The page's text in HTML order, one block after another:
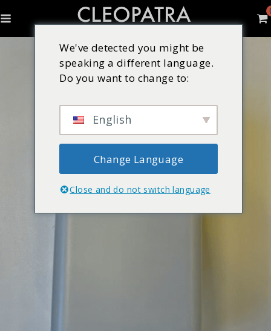
We've detected you might be
speaking a different language.
Do you want to change to:
English
Change Language
Close and do not switch language